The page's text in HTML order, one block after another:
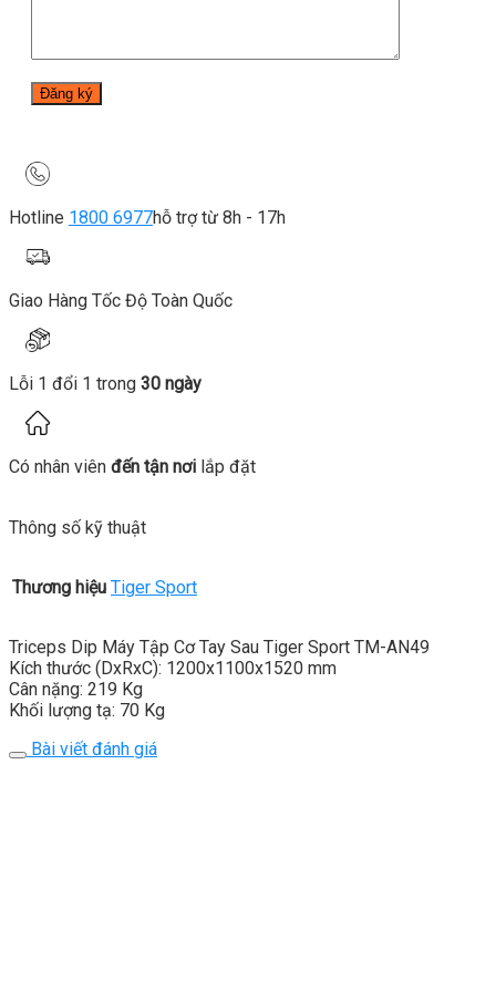
Hotline 1800 6977hỗ trợ từ 8h - 17h
Giao Hàng Tốc Độ Toàn Quốc
Lỗi 1 đổi 1 trong 30 ngày
Có nhân viên đến tận nơi lắp đặt
Thông số kỹ thuật
Thương hiệu Tiger Sport
Triceps Dip Máy Tập Cơ Tay Sau Tiger Sport TM-AN49
Kích thước (DxRxC): 1200x1100x1520 mm
Cân nặng: 219 Kg
Khối lượng tạ: 70 Kg
Bài viết đánh giá